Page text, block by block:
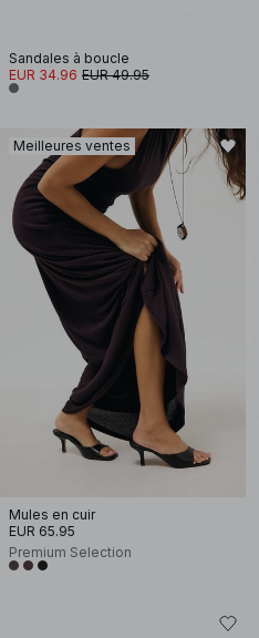
Sandales à boucle
EUR 34.96 EUR 49.95
Meilleures ventes
Mules en cuir
EUR 65.95
Premium Selection